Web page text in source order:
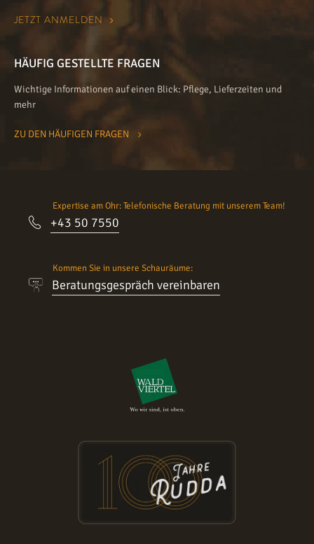
HÄUFIG GESTELLTE FRAGEN
Wichtige Informationen auf einen Blick: Pflege, Lieferzeiten und
mehr
ZU DEN HÄUFIGEN FRAGEN
Expertise am Ohr: Telefonische Beratung mit unserem Team!
+43 50 7550
Kommen Sie in unsere Schauräume:
Beratungsgespräch vereinbaren